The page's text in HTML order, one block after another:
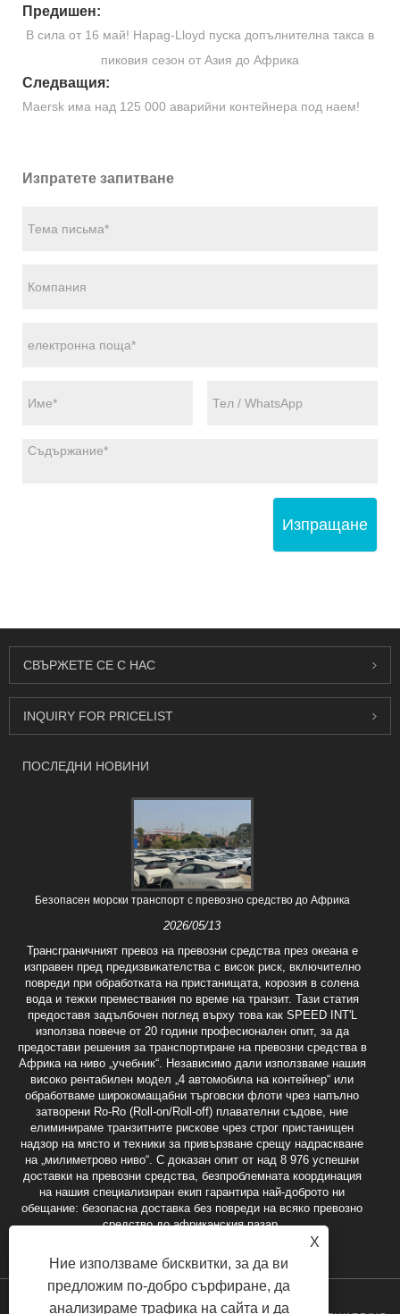
Предишен:
В сила от 16 май! Hapag-Lloyd пуска допълнителна такса в
пиковия сезон от Азия до Африка
Следващия:
Maersk има над 125 000 аварийни контейнера под наем!
Изпратете запитване
Изпращане
СВЪРЖЕТЕ СЕ С НАС
INQUIRY FOR PRICELIST
ПОСЛЕДНИ НОВИНИ
Безопасен морски транспорт с превозно средство до Африка
2026/05/13
Трансграничният превоз на превозни средства през океана е
изправен пред предизвикателства с висок риск, включително
повреди при обработката на пристанищата, корозия в солена
вода и тежки премествания по време на транзит. Тази статия
предоставя задълбочен поглед върху това как SPEED INT'L
използва повече от 20 години професионален опит, за да
предостави решения за транспортиране на превозни средства в
Африка на ниво „учебник“. Независимо дали използваме нашия
високо рентабилен модел „4 автомобила на контейнер“ или
обработваме широкомащабни търговски флоти чрез напълно
затворени Ro-Ro (Roll-on/Roll-off) плавателни съдове, ние
елиминираме транзитните рискове чрез строг пристанищен
надзор на място и техники за привързване срещу надраскване
на „милиметрово ниво“. С доказан опит от над 8 976 успешни
доставки на превозни средства, безпроблемната координация
на нашия специализиран екип гарантира най-доброто ни
обещание: безопасна доставка без повреди на всяко превозно
средство до африканския пазар.
X
Ние използваме бисквитки, за да ви
предложим по-добро сърфиране, да
анализираме трафика на сайта и да